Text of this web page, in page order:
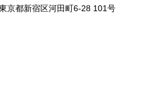
京都新宿区河田町6-28 101号